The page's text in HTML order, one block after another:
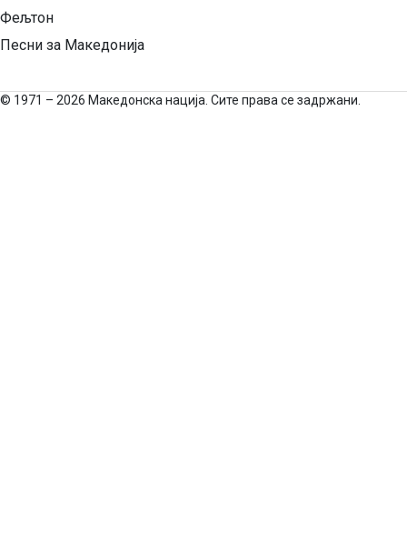
Фељтон
Песни за Македонија
© 1971 – 2026 Македонска нација. Сите права се задржани.